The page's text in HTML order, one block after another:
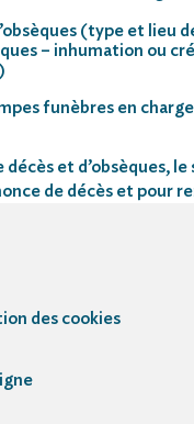
(type et lieu
– inhumation ou
funèbres en
décès et d’obsèques,
de décès et pour
des cookies